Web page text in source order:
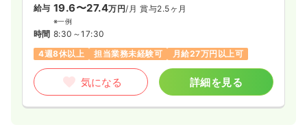
給与 19.6〜27.4万円/月 賞与2.5ヶ月
※一例
時間 8:30～17:30
4週8休以上
担当業務未経験可 月給27万円以上可
気になる 詳細を見る